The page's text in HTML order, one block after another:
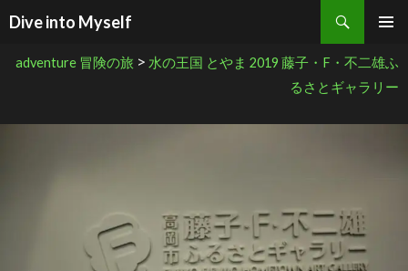
Dive into Myself
検索
adventure 冒険の旅 > 水の王国 とやま 2019 藤子・F・不二雄ふ
るさとギャラリー